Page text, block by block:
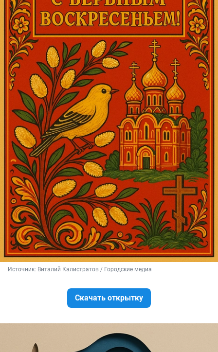
Источник: Виталий Калистратов / Городские медиа
Скачать открытку